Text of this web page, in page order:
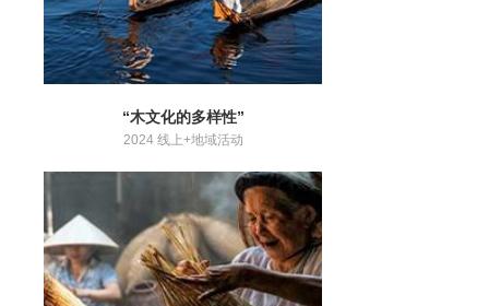
“木文化的多样性”
2024 线上+地域活动